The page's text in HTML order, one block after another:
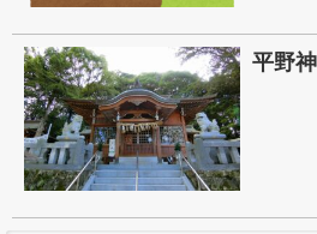
平野